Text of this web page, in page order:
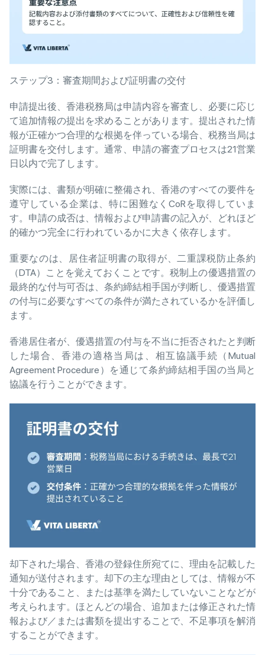
ステップ3：審査期間および証明書の交付
申請提出後、香港税務局は申請内容を審査し、必要に応じ
て追加情報の提出を求めることがあります。提出された情
報が正確かつ合理的な根拠を伴っている場合、税務当局は
証明書を交付します。通常、申請の審査プロセスは21営業
日以内で完了します。
実際には、書類が明確に整備され、香港のすべての要件を
遵守している企業は、特に困難なくCoRを取得していま
す。申請の成否は、情報および申請書の記入が、どれほど
的確かつ完全に行われているかに大きく依存します。
重要なのは、居住者証明書の取得が、二重課税防止条約
（DTA）ことを覚えておくことです。税制上の優遇措置の
最終的な付与可否は、条約締結相手国が判断し、優遇措置
の付与に必要なすべての条件が満たされているかを評価し
ます。
香港居住者が、優遇措置の付与を不当に拒否されたと判断
した場合、香港の適格当局は、相互協議手続（Mutual
Agreement Procedure）を通じて条約締結相手国の当局と
協議を行うことができます。
却下された場合、香港の登録住所宛てに、理由を記載した
通知が送付されます。却下の主な理由としては、情報が不
十分であること、または基準を満たしていないことなどが
考えられます。ほとんどの場合、追加または修正された情
報および／または書類を提出することで、不足事項を解消
することができます。